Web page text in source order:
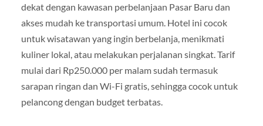
dekat dengan kawasan perbelanjaan Pasar Baru dan
akses mudah ke transportasi umum. Hotel ini cocok
untuk wisatawan yang ingin berbelanja, menikmati
kuliner lokal, atau melakukan perjalanan singkat. Tarif
mulai dari Rp250.000 per malam sudah termasuk
sarapan ringan dan Wi-Fi gratis, sehingga cocok untuk
pelancong dengan budget terbatas.